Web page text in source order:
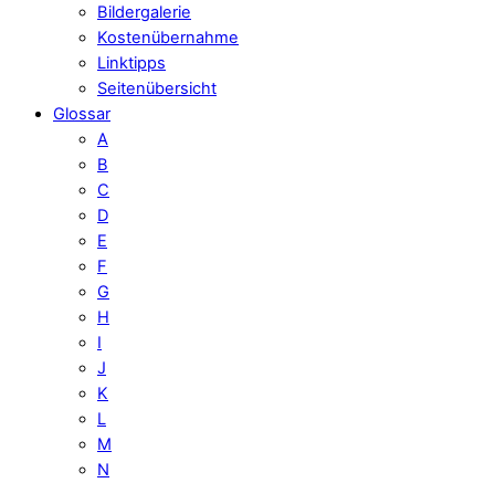
Bildergalerie
Kostenübernahme
Linktipps
Seitenübersicht
Glossar
A
B
C
D
E
F
G
H
I
J
K
L
M
N